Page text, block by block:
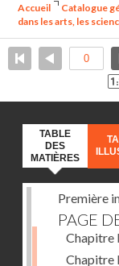
Accueil Catalogue
dans les arts, les
TABLE
DES
MATIÈRES
Première
PAGE
Chapitre I
Chapitre